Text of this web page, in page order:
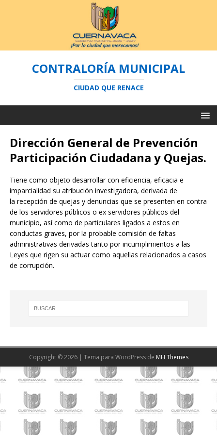
CONTRALORÍA MUNICIPAL
CIUDAD QUE RENACE
Dirección General de Prevención
Participación Ciudadana y Quejas.
Tiene como objeto desarrollar con eficiencia, eficacia e
imparcialidad su atribución investigadora, derivada de
la recepción de quejas y denuncias que se presenten en contra
de los servidores públicos o ex servidores públicos del
municipio, así como de particulares ligados a estos en
conductas graves, por la probable comisión de faltas
administrativas derivadas tanto por incumplimientos a las
Leyes que rigen su actuar como aquellas relacionados a casos
de corrupción.
Copyright © 2026 | Tema para WordPress de MH Themes